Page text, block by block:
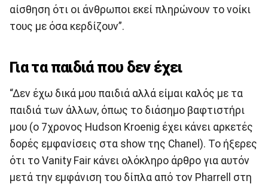
αίσθηση ότι οι άνθρωποι εκεί πληρώνουν το νοίκι
τους με όσα κερδίζουν”.
Για τα παιδιά που δεν έχει
“Δεν έχω δικά μου παιδιά αλλά είμαι καλός με τα
παιδιά των άλλων, όπως το διάσημο βαφτιστήρι
μου (ο 7χρονος Hudson Kroenig έχει κάνει αρκετές
δορές εμφανίσεις στα show της Chanel). To ήξερες
ότι το Vanity Fair κάνει ολόκληρο άρθρο για αυτόν
μετά την εμφάνιση του δίπλα από τον Pharrell στη